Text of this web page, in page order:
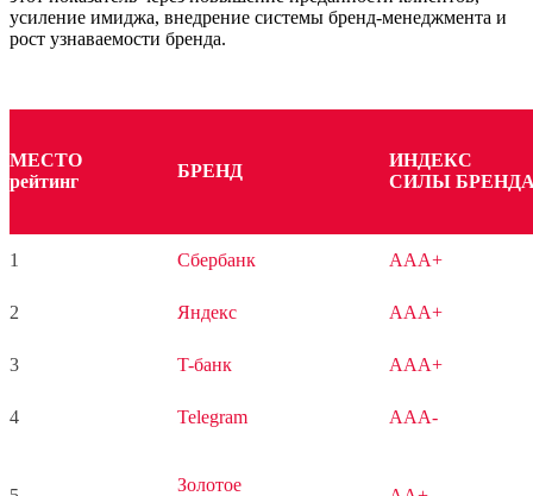
усиление имиджа, внедрение системы бренд-менеджмента и
рост узнаваемости бренда.
МЕСТО
рейтинг
БРЕНД
ИНДЕКС
СИЛЫ
1 Сбербанк AAA+
2 Яндекс AAA+
3 T-банк AAA+
4 Telegram AAA-
Золотое